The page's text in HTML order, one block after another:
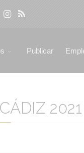
Publicar